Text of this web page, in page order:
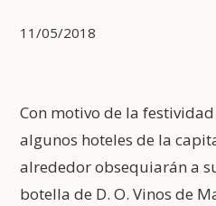
11/05/2018
Con motivo de la
algunos hoteles de la
alrededor obsequiarán a
botella de D. O. Vinos de